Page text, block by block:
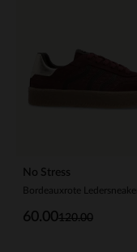
No Stress
120.00
60.00